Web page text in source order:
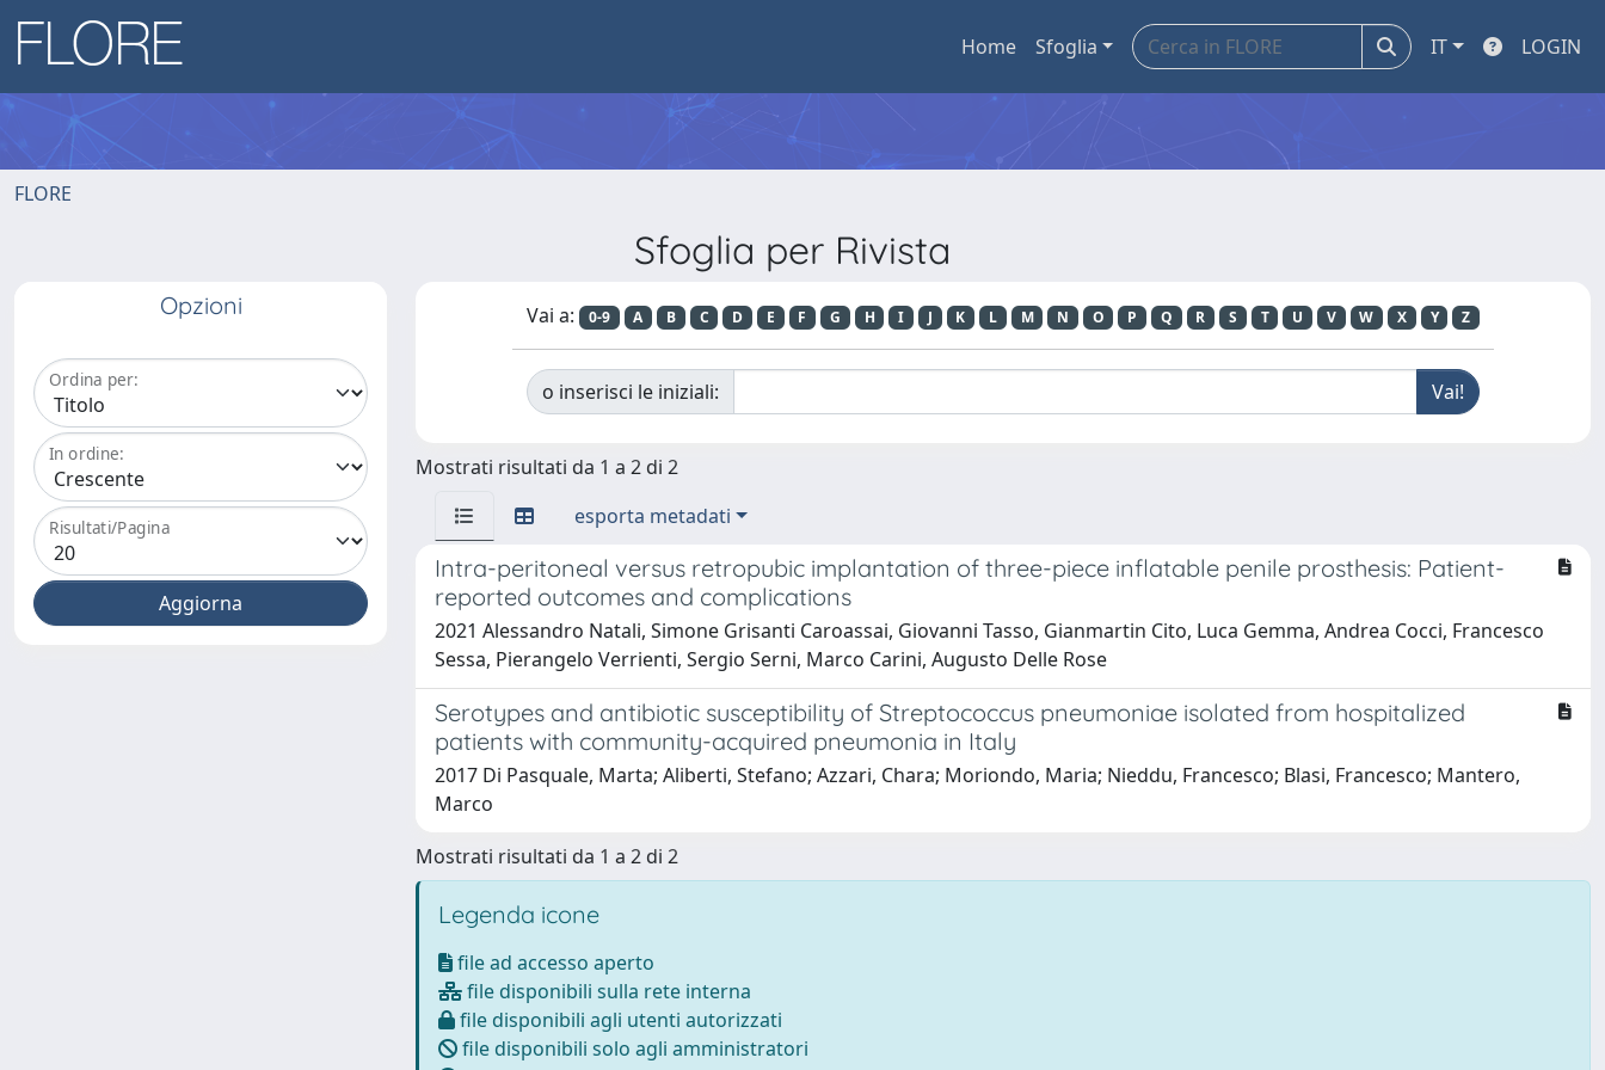
Home Sfoglia IT LOGIN
FLORE
Sfoglia per Rivista
Opzioni
Ordina per:
In ordine:
Risultati/Pagina
Vai a: 0-9 A B C D E F G H I J K L M N O P Q R S T U V W X Y Z
o inserisci le iniziali:
Mostrati risultati da 1 a 2 di 2
esporta metadati
Intra-peritoneal versus retropubic implantation of three-piece inflatable penile prosthesis: Patient-
reported outcomes and complications
2021 Alessandro Natali, Simone Grisanti Caroassai, Giovanni Tasso, Gianmartin Cito, Luca Gemma, Andrea Cocci, Francesco
Sessa, Pierangelo Verrienti, Sergio Serni, Marco Carini, Augusto Delle Rose
Serotypes and antibiotic susceptibility of Streptococcus pneumoniae isolated from hospitalized
patients with community-acquired pneumonia in Italy
2017 Di Pasquale, Marta; Aliberti, Stefano; Azzari, Chara; Moriondo, Maria; Nieddu, Francesco; Blasi, Francesco; Mantero,
Marco
Mostrati risultati da 1 a 2 di 2
Legenda icone
file ad accesso aperto
file disponibili sulla rete interna
file disponibili agli utenti autorizzati
file disponibili solo agli amministratori